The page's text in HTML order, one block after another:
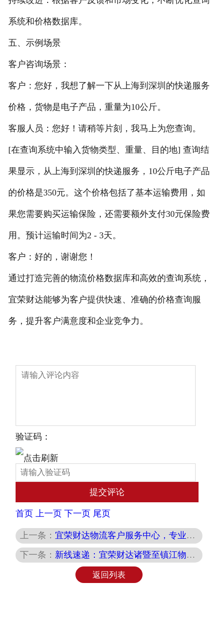
系统和价格数据库。
五、示例场景
客户咨询场景：
客户：您好，我想了解一下从上海到深圳的快递服务
价格，货物是电子产品，重量为10公斤。
客服人员：您好！请稍等片刻，我马上为您查询。
[在查询系统中输入货物类型、重量、目的地] 查询结
果显示，从上海到深圳的快递服务，10公斤电子产品
的价格是350元。这个价格包括了基本运输费用，如
果您需要购买运输保险，还需要额外支付30元保险费
用。预计运输时间为2 - 3天。
客户：好的，谢谢您！
通过打造完善的物流价格数据库和高效的查询系统，
宜荣财达能够为客户提供快速、准确的价格查询服
务，提升客户满意度和企业竞争力。
验证码：
首页 上一页 下一页 尾页
上一条： 宜荣财达物流客户服务中心，专业高效提升客户满意度
下一条： 新线速递：宜荣财达诸暨至镇江物流专线，9月18日正式运营！
返回列表